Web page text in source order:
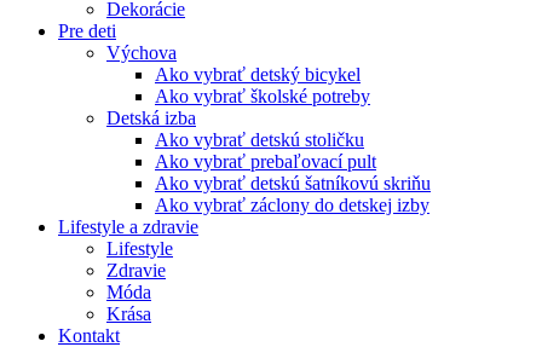
Dekorácie
Pre deti
Výchova
Ako vybrať detský bicykel
Ako vybrať školské potreby
Detská izba
Ako vybrať detskú stoličku
Ako vybrať prebaľovací pult
Ako vybrať detskú šatníkovú skriňu
Ako vybrať záclony do detskej izby
Lifestyle a zdravie
Lifestyle
Zdravie
Móda
Krása
Kontakt